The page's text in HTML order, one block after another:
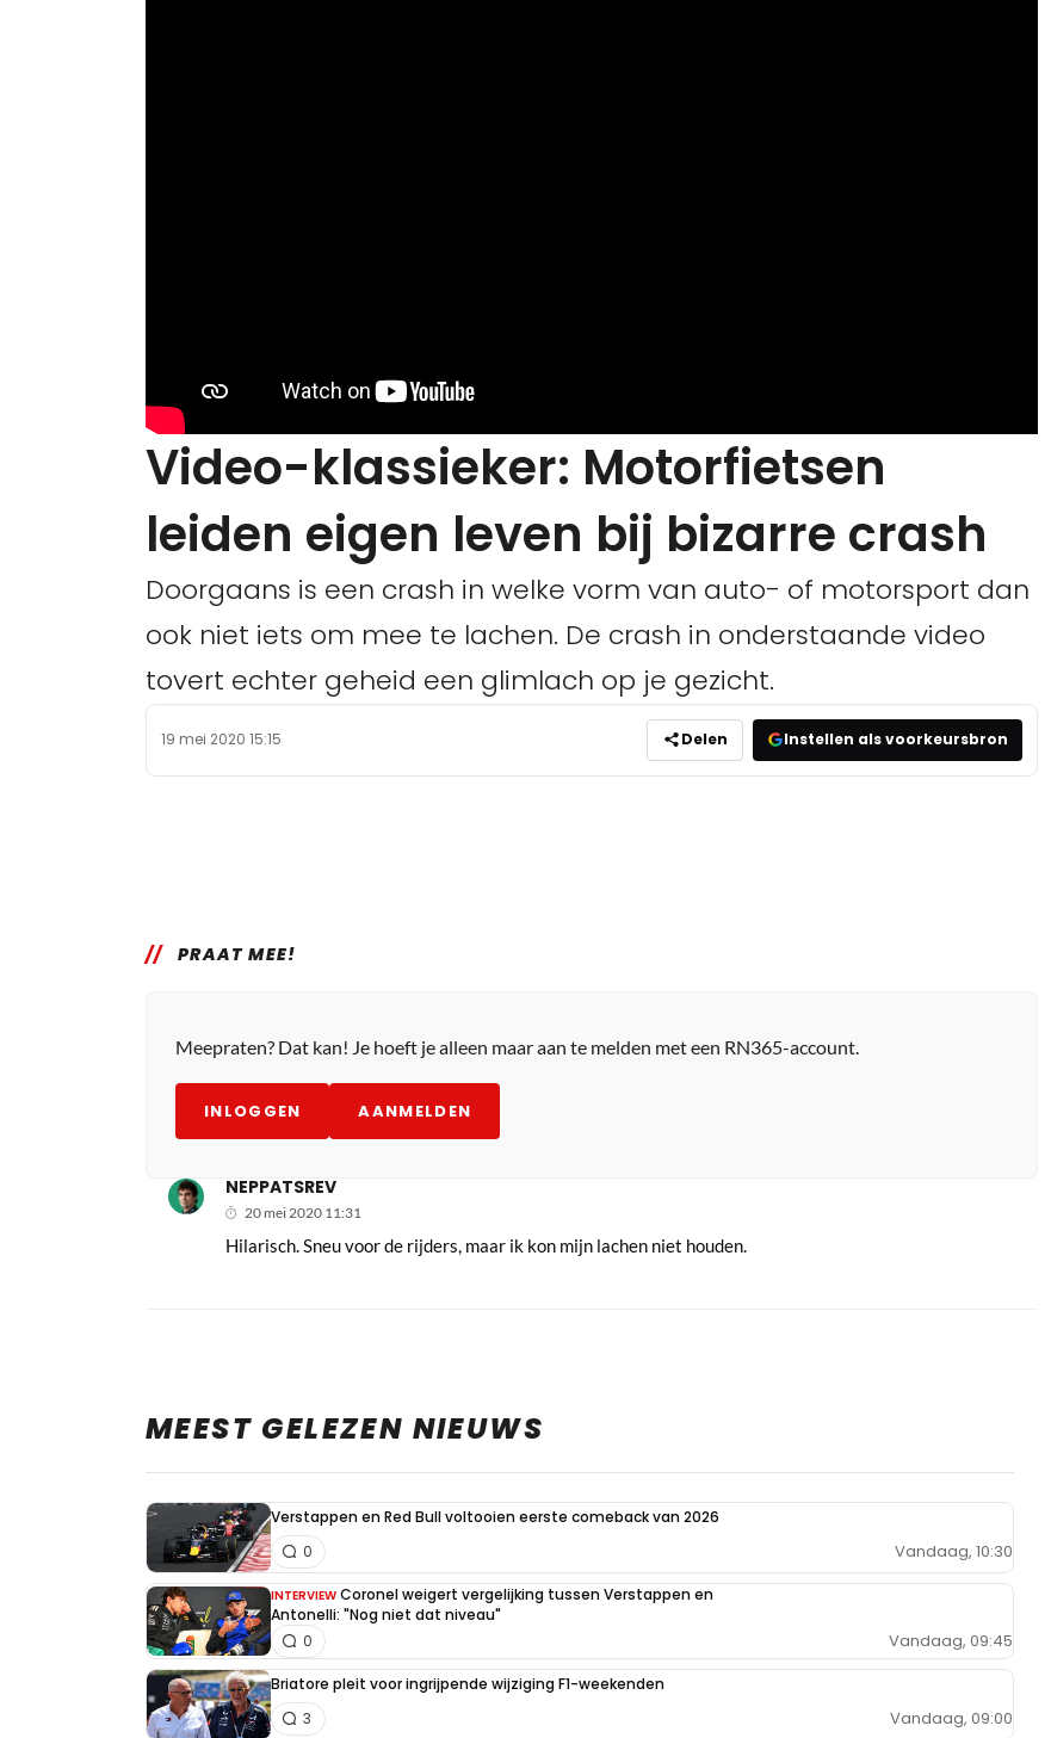
Video-klassieker: Motorfietsen
leiden eigen leven bij bizarre crash
Doorgaans is een crash in welke vorm van auto- of motorsport dan
ook niet iets om mee te lachen. De crash in onderstaande video
tovert echter geheid een glimlach op je gezicht.
19 mei 2020 15:15 Delen Instellen als voorkeursbron
PRAAT MEE!
Meepraten? Dat kan! Je hoeft je alleen maar aan te melden met een RN365-account.
INLOGGEN AANMELDEN
NEPPATSREV
20 mei 2020 11:31
Hilarisch. Sneu voor de rijders, maar ik kon mijn lachen niet houden.
MEEST GELEZEN NIEUWS
Verstappen en Red Bull voltooien eerste comeback van 2026
Vandaag, 10:30
0
INTERVIEW Coronel weigert vergelijking tussen Verstappen en
Antonelli: "Nog niet dat niveau"
Vandaag, 09:45
0
Briatore pleit voor ingrijpende wijziging F1-weekenden
Vandaag, 09:00
3